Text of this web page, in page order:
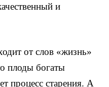
и
от слов «жизнь»
плоды богаты
процесс старения. А